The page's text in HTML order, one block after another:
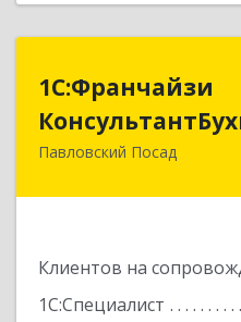
1С:Франчайзи
Павловский Посад
Клиентов на
1С:Специалист
142500, Московская